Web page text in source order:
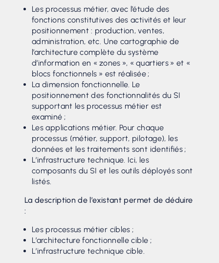
Les processus métier, avec l’étude des
fonctions constitutives des activités et leur
positionnement : production, ventes,
administration, etc. Une cartographie de
l’architecture complète du système
d’information en « zones », « quartiers » et «
blocs fonctionnels » est réalisée ;
La dimension fonctionnelle. Le
positionnement des fonctionnalités du SI
supportant les processus métier est
examiné ;
Les applications métier. Pour chaque
processus (métier, support, pilotage), les
données et les traitements sont identifiés ;
L’infrastructure technique. Ici, les
composants du SI et les outils déployés sont
listés.
La description de l’existant permet de déduire
:
Les processus métier cibles ;
L’architecture fonctionnelle cible ;
L’infrastructure technique cible.